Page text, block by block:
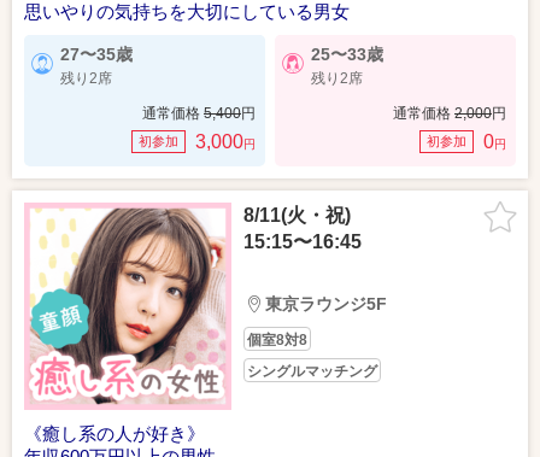
思いやりの気持ちを大切にしている男女
27〜35歳
残り2席
通常価格 5,400円
初参加 3,000円
25〜33歳
残り2席
通常価格 2,000円
初参加 0円
8/11(火・祝)
15:15〜16:45
東京ラウンジ5F
個室8対8
シングルマッチング
《癒し系の人が好き》